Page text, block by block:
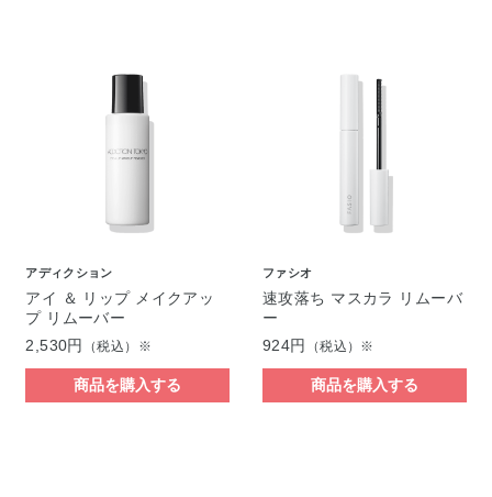
アディクション
アイ ＆ リップ メイクアッ
プ リムーバー
2,530円
（税込）※
商品を購入する
ファシオ
速攻落ち マスカラ リムーバ
ー
924円
（税込）※
商品を購入する